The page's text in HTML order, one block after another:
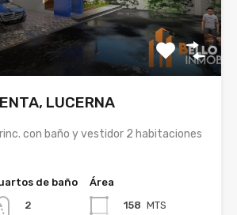
LUCERNA
con baño y vestidor 2 habitaciones
de baño
2
Área
158 MTS